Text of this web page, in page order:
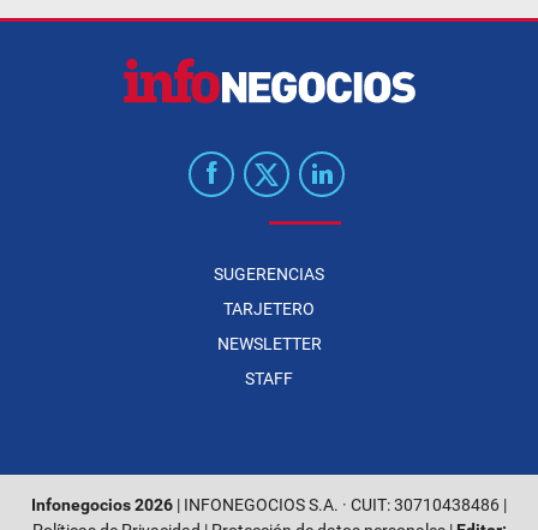
SUGERENCIAS
TARJETERO
NEWSLETTER
STAFF
Infonegocios 2026 | INFONEGOCIOS S.A. · CUIT: 30710438486 |